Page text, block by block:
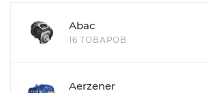
Abac
16 ТОВАРОВ
Aerzener